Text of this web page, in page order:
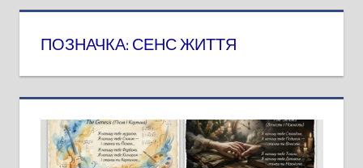
ПОЗНАЧКА:СЕНС ЖИТТЯ